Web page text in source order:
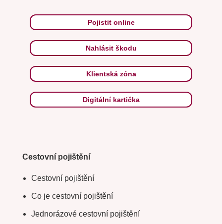
Pojistit online
Nahlásit škodu
Klientská zóna
Digitální kartička
Cestovní pojištění
Cestovní pojištění
Co je cestovní pojištění
Jednorázové cestovní pojištění